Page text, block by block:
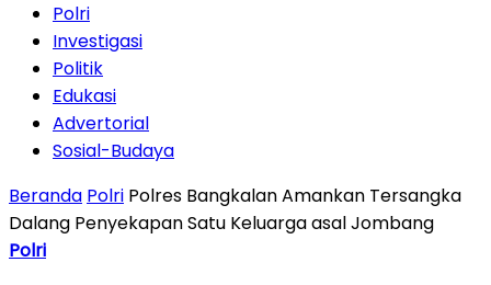
Polri
Investigasi
Politik
Edukasi
Advertorial
Sosial-Budaya
Beranda Polri Polres Bangkalan Amankan Tersangka
Dalang Penyekapan Satu Keluarga asal Jombang
Polri